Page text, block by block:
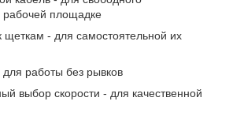
площадке
щеткам - для самостоятельной их
работы без рывков
выбор скорости - для качественной